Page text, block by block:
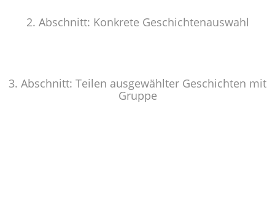
2. Abschnitt: Konkrete Geschichtenauswahl
3. Abschnitt: Teilen ausgewählter Geschichten mit
Gruppe